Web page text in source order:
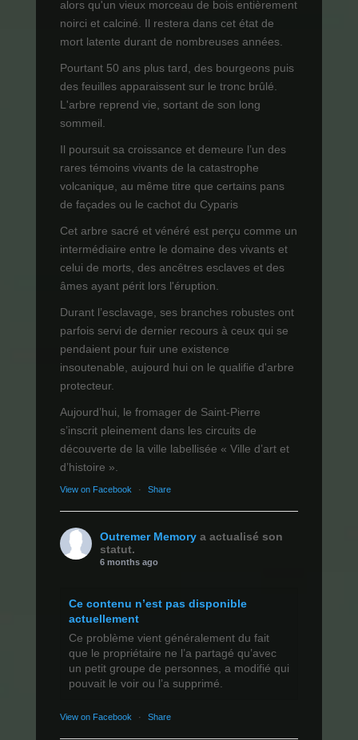
alors qu'un vieux morceau de bois entièrement
noirci et calciné. Il restera dans cet état de
mort latente durant de nombreuses années.
Pourtant 50 ans plus tard, des bourgeons puis
des feuilles apparaissent sur le tronc brûlé.
L'arbre reprend vie, sortant de son long
sommeil.
Il poursuit sa croissance et demeure l’un des
rares témoins vivants de la catastrophe
volcanique, au même titre que certains pans
de façades ou le cachot du Cyparis
Cet arbre sacré et vénéré est perçu comme un
intermédiaire entre le domaine des vivants et
celui de morts, des ancêtres esclaves et des
âmes ayant périt lors l'éruption.
Durant l’esclavage, ses branches robustes ont
parfois servi de dernier recours à ceux qui se
pendaient pour fuir une existence
insoutenable, aujourd hui on le qualifie d'arbre
protecteur.
Aujourd’hui, le fromager de Saint-Pierre
s’inscrit pleinement dans les circuits de
découverte de la ville labellisée « Ville d’art et
d’histoire ».
View on Facebook · Share
Outremer Memory a actualisé son
statut.
6 months ago
Ce contenu n’est pas disponible
actuellement
Ce problème vient généralement du fait
que le propriétaire ne l’a partagé qu’avec
un petit groupe de personnes, a modifié qui
pouvait le voir ou l’a supprimé.
View on Facebook · Share